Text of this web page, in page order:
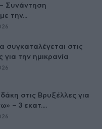
Συνάντηση
την...
συγκαταλέγεται στις
για την ημικρανία
στις Βρυξέλλες για
– 3 εκατ....